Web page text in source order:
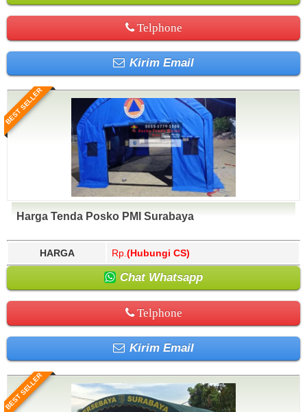
Telphone
Kirim Email
BEST SELLER
Harga Tenda Posko PMI Surabaya
HARGA Rp. (Hubungi CS)
Chat Whatsapp
Telphone
Kirim Email
BEST SELLER